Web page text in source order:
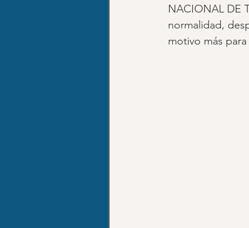
NACIONAL DE
normalidad,
motivo más